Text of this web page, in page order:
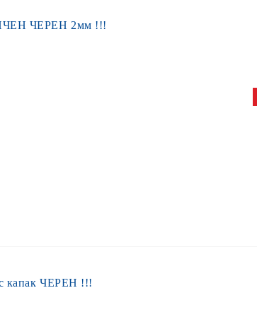
ЧЕРЕН 2мм !!!
капак ЧЕРЕН !!!